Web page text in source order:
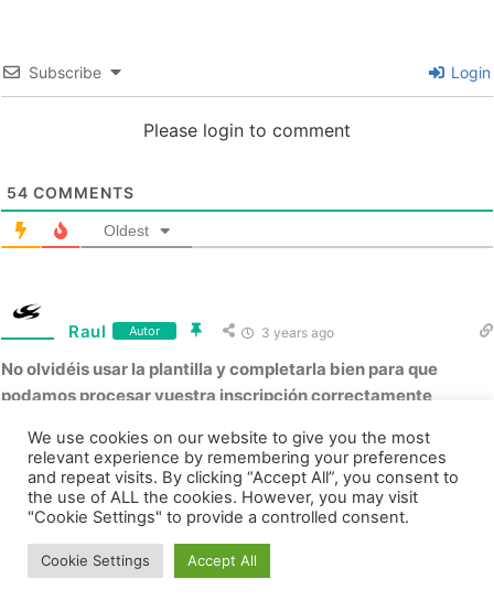
Subscribe Login
Please login to comment
54 COMMENTS
Oldest
Raul Autor 3 years ago
No olvidéis usar la plantilla y completarla bien para que
podamos procesar vuestra inscripción correctamente
SOBRE LOS NOMBRES:Es obligatorio que el usuario de
Assetto Corsa y Discord sean el mismo. Preferentemente
“Nombre + Apellido”. Se aceptan variaciones del estilo: “Tom”,
“Fernando F.”, “Carlitos”…etc. Evitemos el uso de nicks por
favor.
Usuario Web:
We use cookies on our website to give you the most
relevant experience by remembering your preferences
and repeat visits. By clicking “Accept All”, you consent to
the use of ALL the cookies. However, you may visit
"Cookie Settings" to provide a controlled consent.
Cookie Settings Accept All